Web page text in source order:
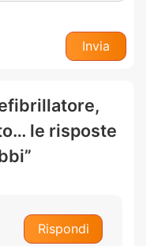
le risposte
Rispondi